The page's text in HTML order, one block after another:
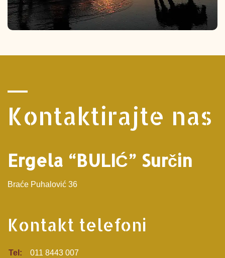
Kontaktirajte nas
Ergela “BULIĆ” Surčin
Braće Puhalović 36
Kontakt telefoni
Tel:
011 8443 007